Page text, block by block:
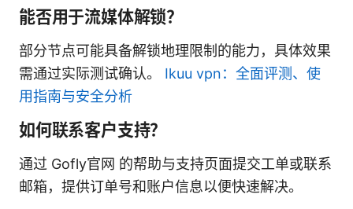
能否用于流媒体解锁？
部分节点可能具备解锁地理限制的能力，具体效果
需通过实际测试确认。 Ikuu vpn：全面评测、使
用指南与安全分析
如何联系客户支持？
通过 Gofly官网 的帮助与支持页面提交工单或联系
邮箱，提供订单号和账户信息以便快速解决。